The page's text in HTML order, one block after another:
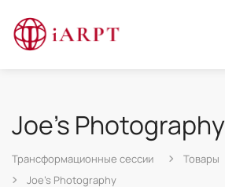
Joe’s Photography
Трансформационные сессии
Товары
Joe’s Photography